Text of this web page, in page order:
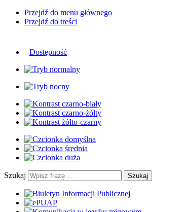
Przejdź do menu głównego
Przejdź do treści
Dostępność
Szukaj Szukaj